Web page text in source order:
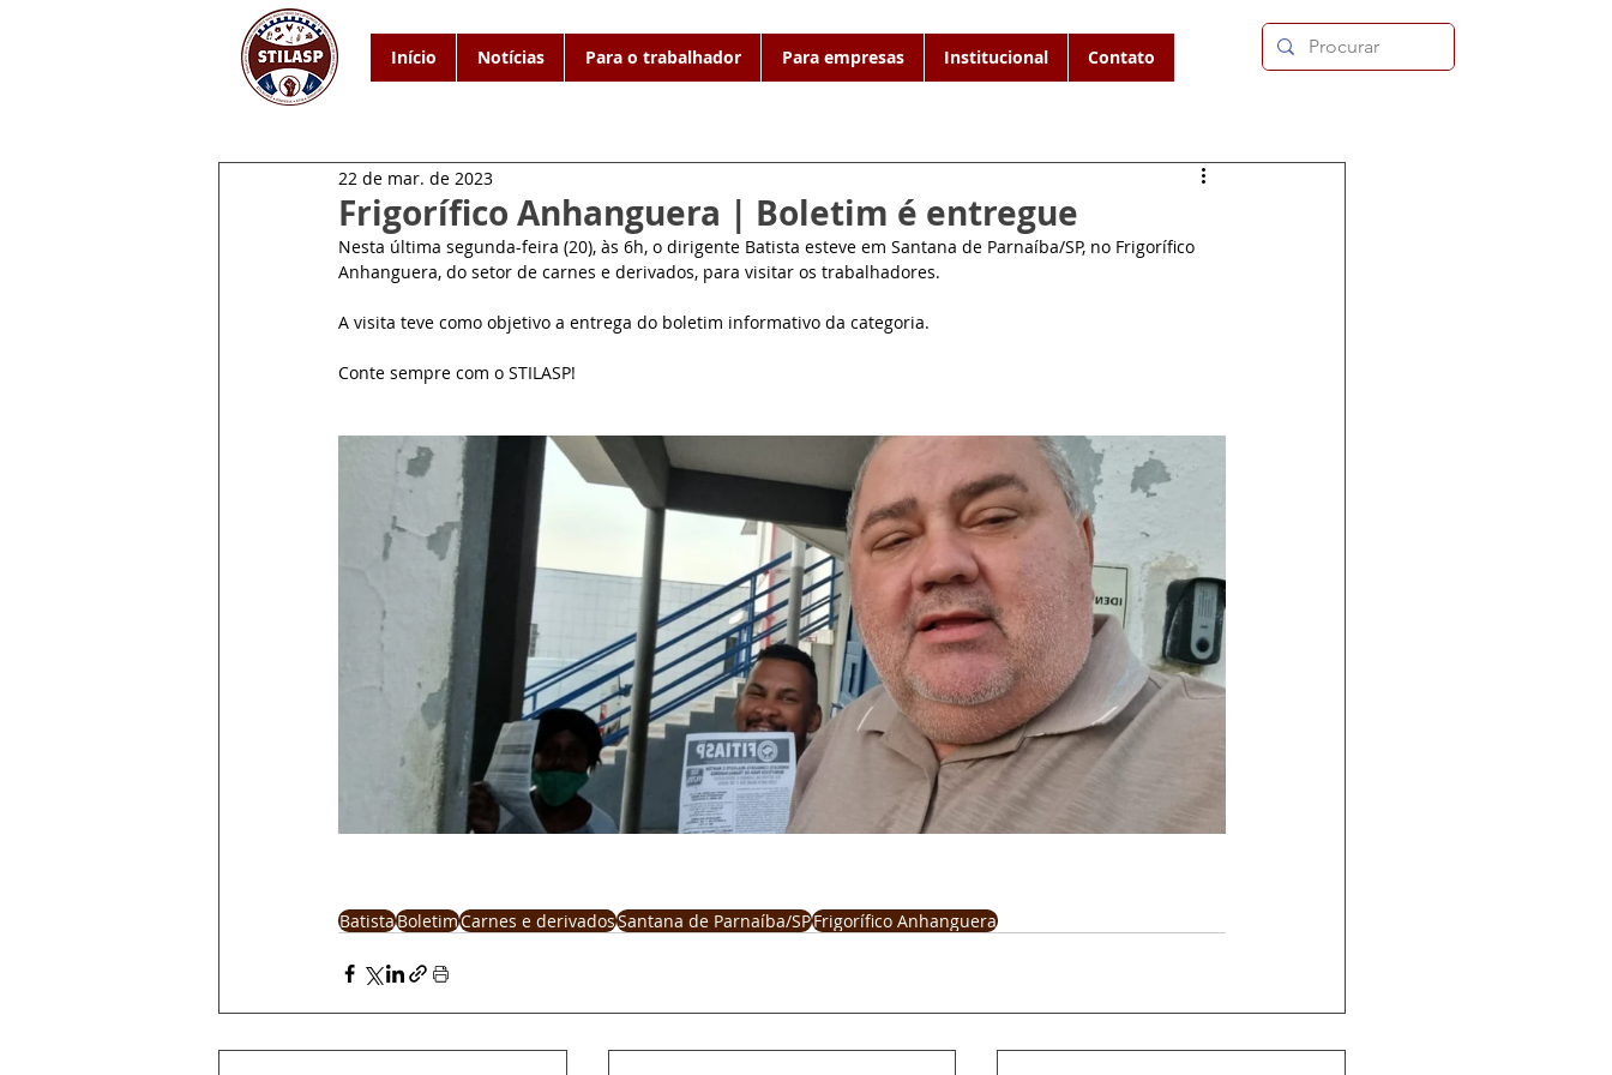
Início Notícias Para o trabalhador Para empresas Institucional Contato
Frigorífico Anhanguera | Boletim é entregue
22 de mar. de 2023
Nesta última segunda-feira (20), às 6h, o dirigente Batista esteve em Santana de Parnaíba/SP, no Frigorífico
Anhanguera, do setor de carnes e derivados, para visitar os trabalhadores.
A visita teve como objetivo a entrega do boletim informativo da categoria.
Conte sempre com o STILASP!
BatistaBoletimCarnes e derivadosSantana de Parnaíba/SPFrigorífico Anhanguera